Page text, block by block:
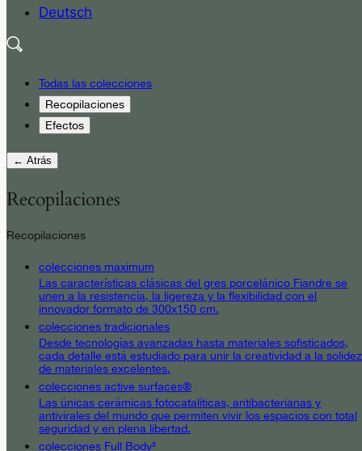
Deutsch
Todas las colecciones
Recopilaciones
Efectos
← Atrás
Recopilaciones
Recopilaciones
colecciones maximum
Las características clásicas del gres porcelánico Fiandre se
unen a la resistencia, la ligereza y la flexibilidad con el
innovador formato de 300x150 cm.
colecciones tradicionales
Desde tecnologías avanzadas hasta materiales sofisticados,
cada detalle está estudiado para unir la creatividad a la solidez
de materiales excelentes.
colecciones active surfaces®
Las únicas cerámicas fotocatalíticas, antibacterianas y
antivirales del mundo que permiten vivir los espacios con total
seguridad y en plena libertad.
colecciones Full Body³